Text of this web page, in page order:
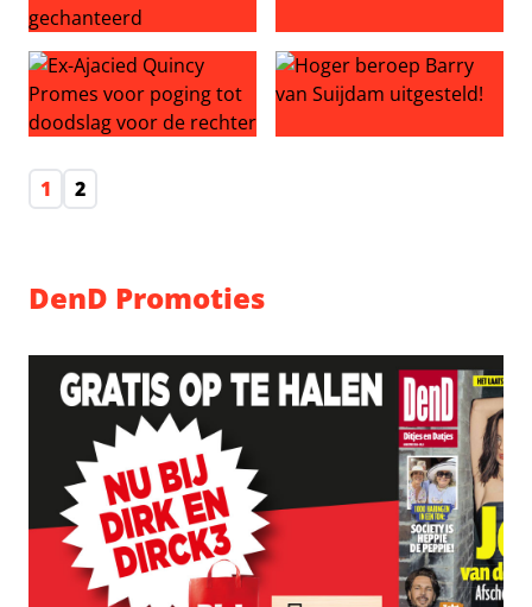
Showbusiness deskundige Vanessa Bontje: Hoe Marco
Verschillende media
1
2
DenD Promoties